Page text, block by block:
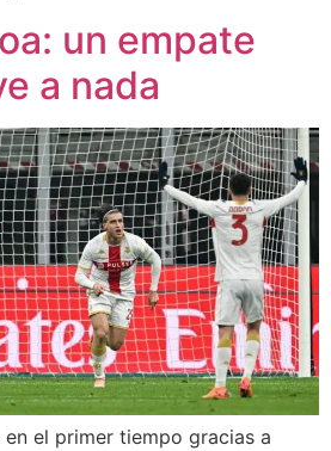
un empate
a nada
en el primer tiempo gracias a